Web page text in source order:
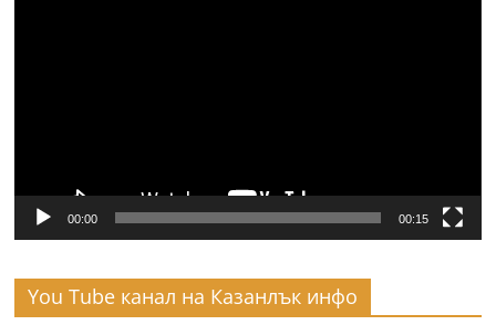
00:00 00:15
You Tube канал на Казанлък инфо